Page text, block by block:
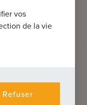
POUR
vos
de la vie
Refuser